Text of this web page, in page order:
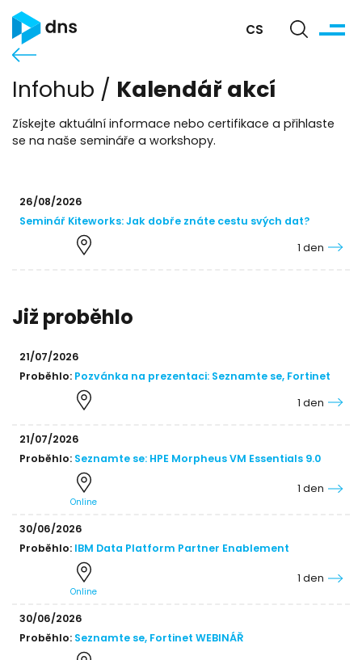
CS
Infohub / Kalendář akcí
Získejte aktuální informace nebo certifikace a přihlaste
se na naše semináře a workshopy.
26/08/2026
Seminář Kiteworks: Jak dobře znáte cestu svých dat?
1 den
Již proběhlo
21/07/2026
Proběhlo:Pozvánka na prezentaci: Seznamte se, Fortinet
1 den
21/07/2026
Proběhlo:Seznamte se: HPE Morpheus VM Essentials 9.0
Online
1 den
30/06/2026
Proběhlo:IBM Data Platform Partner Enablement
Online
1 den
30/06/2026
Proběhlo:Seznamte se, Fortinet WEBINÁŘ